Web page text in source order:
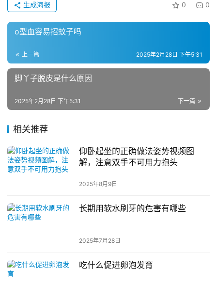
0 0
生成海报
o型血容易招蚊子吗
上一篇 2025年2月28日 下午5:31
脚丫子脱皮是什么原因
下一篇
2025年2月28日 下午5:31
相关推荐
仰卧起坐的正确做法姿势视频图
解，注意双手不可用力抱头
2025年8月9日
长期用软水刷牙的危害有哪些
2025年7月28日
吃什么促进卵泡发育